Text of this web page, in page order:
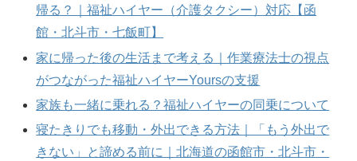
帰る？｜福祉ハイヤー（介護タクシー）対応【函
館・北斗市・七飯町】
家に帰った後の生活まで考える｜作業療法士の視点
がつながった福祉ハイヤーYoursの支援
家族も一緒に乗れる？福祉ハイヤーの同乗について
寝たきりでも移動・外出できる方法｜「もう外出で
きない」と諦める前に｜北海道の函館市・北斗市・